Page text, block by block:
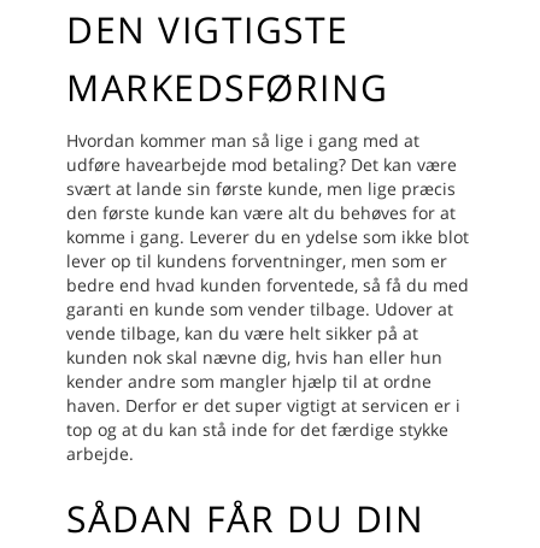
DEN VIGTIGSTE
MARKEDSFØRING
Hvordan kommer man så lige i gang med at
udføre havearbejde mod betaling? Det kan være
svært at lande sin første kunde, men lige præcis
den første kunde kan være alt du behøves for at
komme i gang. Leverer du en ydelse som ikke blot
lever op til kundens forventninger, men som er
bedre end hvad kunden forventede, så få du med
garanti en kunde som vender tilbage. Udover at
vende tilbage, kan du være helt sikker på at
kunden nok skal nævne dig, hvis han eller hun
kender andre som mangler hjælp til at ordne
haven. Derfor er det super vigtigt at servicen er i
top og at du kan stå inde for det færdige stykke
arbejde.
SÅDAN FÅR DU DIN